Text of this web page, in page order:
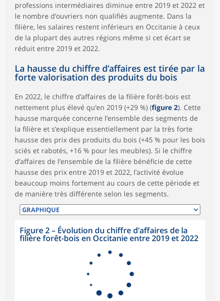
professions intermédiaires diminue entre 2019 et 2022 et
le nombre d’ouvriers non qualifiés augmente. Dans la
filière, les salaires restent inférieurs en Occitanie à ceux
de la plupart des autres régions même si cet écart se
réduit entre 2019 et 2022.
La hausse du chiffre d’affaires est tirée par la
forte valorisation des produits du bois
En 2022, le chiffre d’affaires de la filière forêt-bois est
nettement plus élevé qu’en 2019 (+29 %) (figure 2). Cette
hausse marquée concerne l’ensemble des segments de
la filière et s’explique essentiellement par la très forte
hausse des prix des produits du bois (+45 % pour les bois
sciés et rabotés, +16 % pour les meubles). Si le chiffre
d’affaires de l’ensemble de la filière bénéficie de cette
hausse des prix entre 2019 et 2022, l’activité évolue
beaucoup moins fortement au cours de cette période et
de manière très différente selon les segments.
Figure 2– Évolution du chiffre d’affaires de la
filière forêt-bois en Occitanie entre 2019 et 2022